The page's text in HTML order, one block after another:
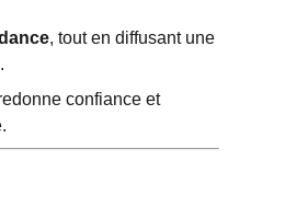
, tout en diffusant une
confiance et